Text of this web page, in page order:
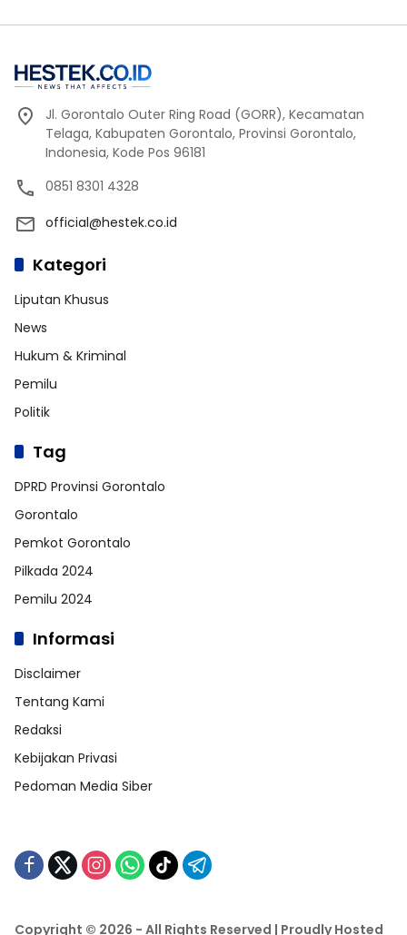
Jl. Gorontalo Outer Ring Road (GORR), Kecamatan
Telaga, Kabupaten Gorontalo, Provinsi Gorontalo,
Indonesia, Kode Pos 96181
0851 8301 4328
official@hestek.co.id
Kategori
Liputan Khusus
News
Hukum & Kriminal
Pemilu
Politik
Tag
DPRD Provinsi Gorontalo
Gorontalo
Pemkot Gorontalo
Pilkada 2024
Pemilu 2024
Informasi
Disclaimer
Tentang Kami
Redaksi
Kebijakan Privasi
Pedoman Media Siber
Copyright © 2026 - All Rights Reserved | Proudly Hosted